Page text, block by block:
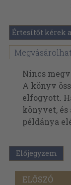
Értesítőt kérek
Nincs
A könyv
elfogyott.
könyvet, és
példánya
Előjegyzem
ELŐSZÓ